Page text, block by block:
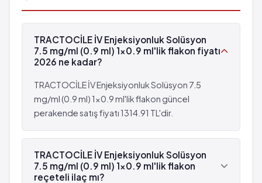
TRACTOCİLE İV Enjeksiyonluk Solüsyon
7.5 mg/ml (0.9 ml) 1x0.9 ml'lik flakon fiyatı
2026 ne kadar?
TRACTOCİLE İV Enjeksiyonluk Solüsyon 7.5
mg/ml (0.9 ml) 1x0.9 ml'lik flakon güncel
perakende satış fiyatı 1314.91 TL'dir.
TRACTOCİLE İV Enjeksiyonluk Solüsyon
7.5 mg/ml (0.9 ml) 1x0.9 ml'lik flakon
reçeteli ilaç mı?